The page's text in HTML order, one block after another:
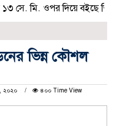
ওপর দিয়ে বইছে তিস্তার পানি
ভিন্ন কৌশল
২০২০
৪০০ Time View